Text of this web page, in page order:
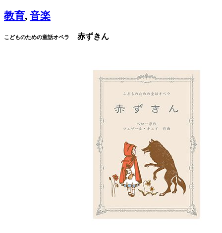
教育, 音楽
こどものための童話オペラ 赤ずきん